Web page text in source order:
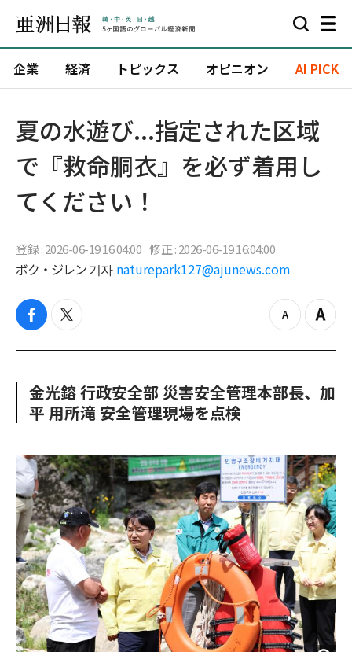
企業 経済 トピックス オピニオン AI PICK
夏の水遊び...指定された区域
で『救命胴衣』を必ず着用し
てください！
登録 : 2026-06-19 16:04:00 修正 : 2026-06-19 16:04:00
ボク・ジレン 기자 naturepark127@ajunews.com
f
c
o
o
k
t
i
e
r
z
o
u
Z
o
n
金光鎔 行政安全部 災害安全管理本部長、加
平 用所滝 安全管理現場を点検